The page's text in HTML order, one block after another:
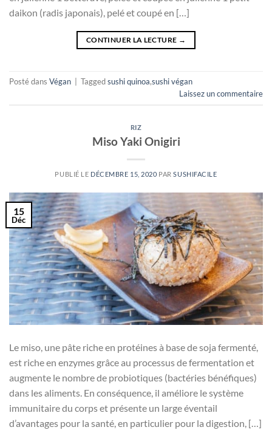
daikon (radis japonais), pelé et coupé en […]
CONTINUER LA LECTURE →
Posté dans Végan Taggedsushi quinoa,sushi végan
Laissez un commentaire
RIZ
Miso Yaki Onigiri
PUBLIÉ LE DÉCEMBRE 15, 2020 PARSUSHIFACILE
15
Déc
Le miso, une pâte riche en protéines à base de soja fermenté,
est riche en enzymes grâce au processus de fermentation et
augmente le nombre de probiotiques (bactéries bénéfiques)
dans les aliments. En conséquence, il améliore le système
immunitaire du corps et présente un large éventail
d’avantages pour la santé, en particulier pour la digestion, […]